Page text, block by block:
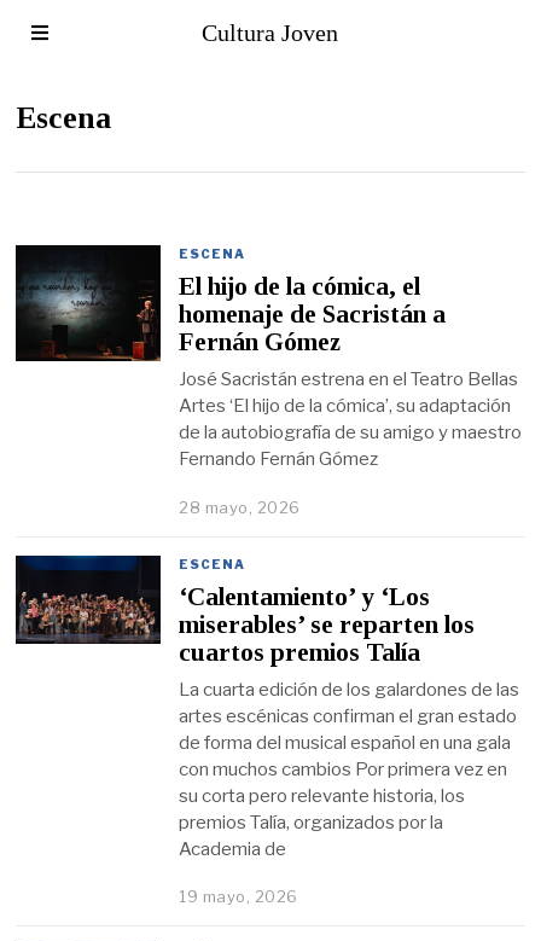
Cultura Joven
Escena
ESCENA
El hijo de la cómica, el
homenaje de Sacristán a
Fernán Gómez
José Sacristán estrena en el Teatro Bellas
Artes ‘El hijo de la cómica’, su adaptación
de la autobiografía de su amigo y maestro
Fernando Fernán Gómez
28 mayo, 2026
ESCENA
‘Calentamiento’ y ‘Los
miserables’ se reparten los
cuartos premios Talía
La cuarta edición de los galardones de las
artes escénicas confirman el gran estado
de forma del musical español en una gala
con muchos cambios Por primera vez en
su corta pero relevante historia, los
premios Talía, organizados por la
Academia de
19 mayo, 2026